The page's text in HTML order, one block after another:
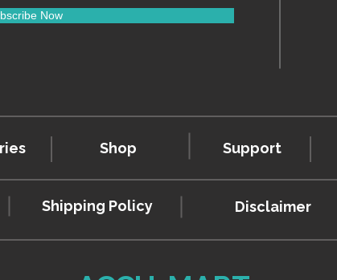
Now
Shop Support
Shipping Policy Disclaimer